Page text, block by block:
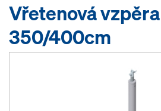
Vřetenová
350/400cm